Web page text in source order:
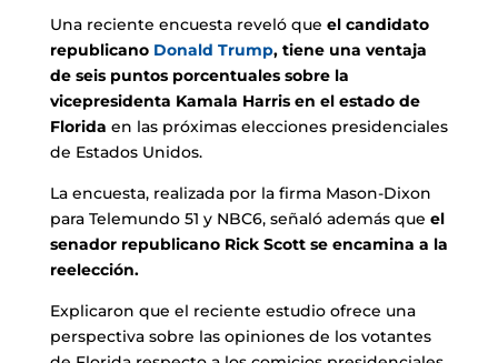
Una reciente encuesta reveló que el candidato
republicano Donald Trump, tiene una ventaja
de seis puntos porcentuales sobre la
vicepresidenta Kamala Harris en el estado de
Florida en las próximas elecciones presidenciales
de Estados Unidos.
La encuesta, realizada por la firma Mason-Dixon
para Telemundo 51 y NBC6, señaló además que el
senador republicano Rick Scott se encamina a la
reelección.
Explicaron que el reciente estudio ofrece una
perspectiva sobre las opiniones de los votantes